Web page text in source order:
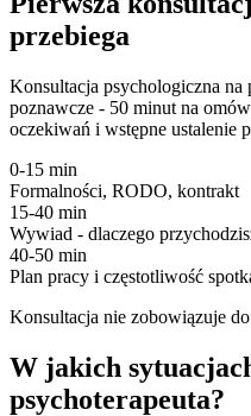
przebiega
Konsultacja psychologiczna na
poznawcze - 50 minut na
oczekiwań i wstępne ustalenie
0-15 min
Formalności, RODO, kontrakt
15-40 min
Wywiad - dlaczego
40-50 min
Plan pracy i częstotliwość
Konsultacja nie zobowiązuje
W jakich
psychoterapeuta?